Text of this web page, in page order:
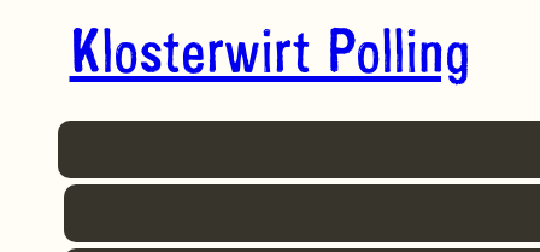
Klosterwirt Polling